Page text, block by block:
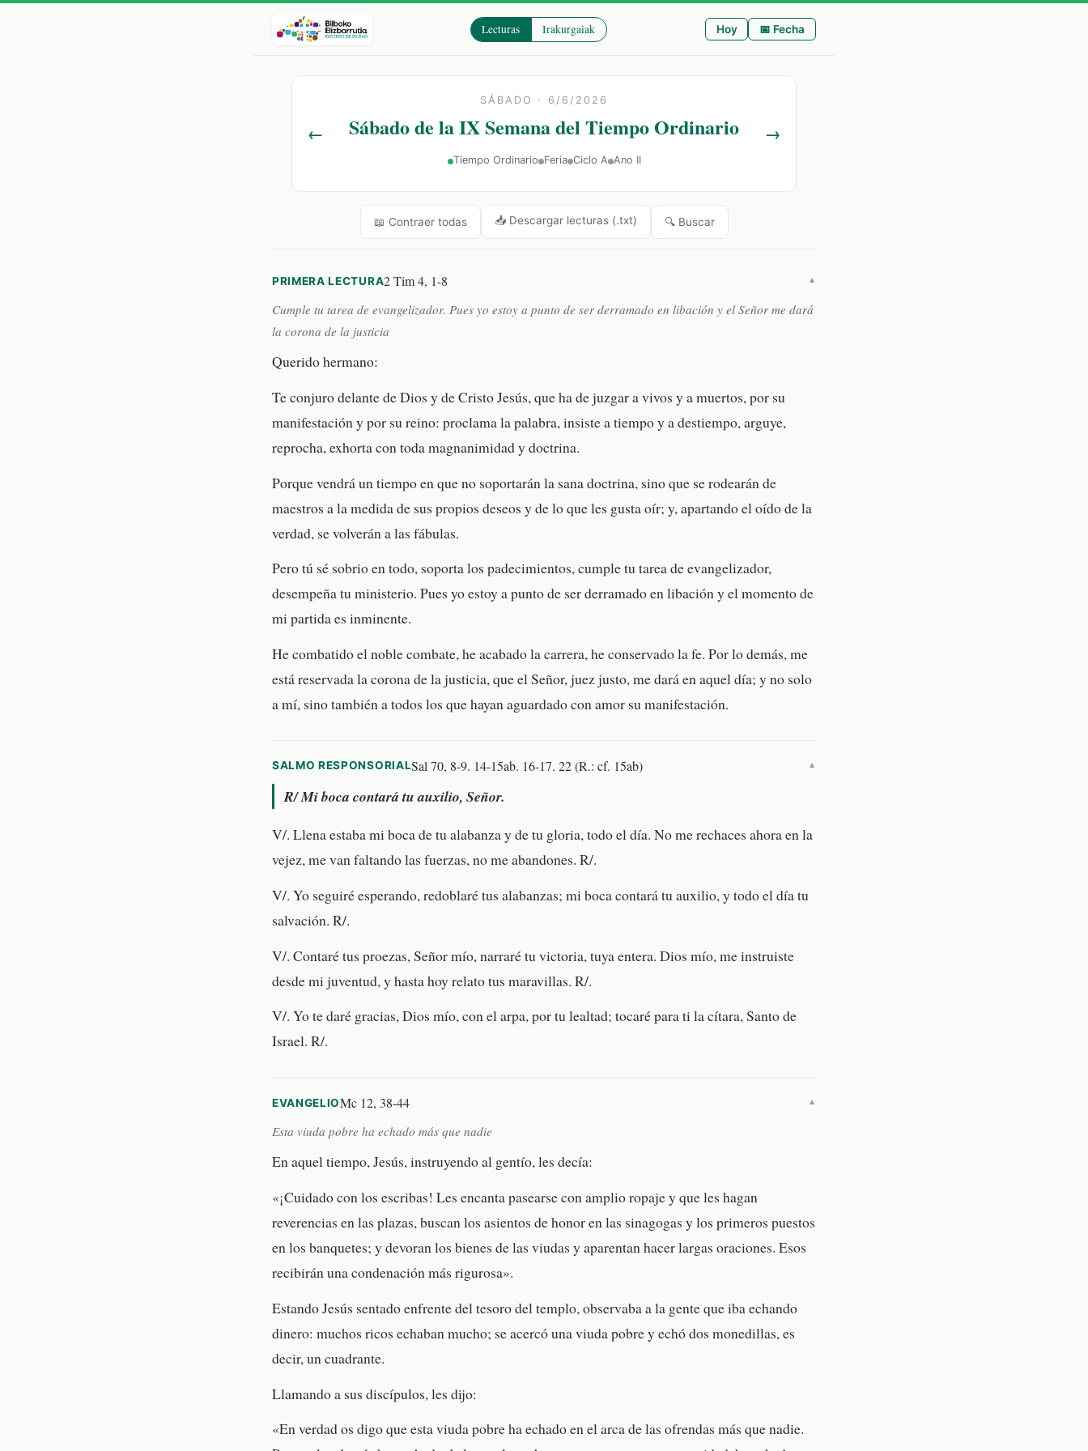
Lecturas Irakurgaiak Hoy 📅 Fecha
← →
SÁBADO · 6/6/2026
Sábado de la IX Semana del Tiempo Ordinario
Tiempo Ordinario Feria Ciclo A Ano II
📖 Contraer todas 📥 Descargar lecturas (.txt) 🔍 Buscar
PRIMERA LECTURA2 Tim 4, 1-8 ▼
Cumple tu tarea de evangelizador. Pues yo estoy a punto de ser derramado en libación y el Señor me dará
la corona de la justicia
Querido hermano:
Te conjuro delante de Dios y de Cristo Jesús, que ha de juzgar a vivos y a muertos, por su
manifestación y por su reino: proclama la palabra, insiste a tiempo y a destiempo, arguye,
reprocha, exhorta con toda magnanimidad y doctrina.
Porque vendrá un tiempo en que no soportarán la sana doctrina, sino que se rodearán de
maestros a la medida de sus propios deseos y de lo que les gusta oír; y, apartando el oído de la
verdad, se volverán a las fábulas.
Pero tú sé sobrio en todo, soporta los padecimientos, cumple tu tarea de evangelizador,
desempeña tu ministerio. Pues yo estoy a punto de ser derramado en libación y el momento de
mi partida es inminente.
He combatido el noble combate, he acabado la carrera, he conservado la fe. Por lo demás, me
está reservada la corona de la justicia, que el Señor, juez justo, me dará en aquel día; y no solo
a mí, sino también a todos los que hayan aguardado con amor su manifestación.
SALMO RESPONSORIALSal 70, 8-9. 14-15ab. 16-17. 22 (R.: cf. 15ab) ▼
R/Mi boca contará tu auxilio, Señor.
V/. Llena estaba mi boca de tu alabanza y de tu gloria, todo el día. No me rechaces ahora en la
vejez, me van faltando las fuerzas, no me abandones. R/.
V/. Yo seguiré esperando, redoblaré tus alabanzas; mi boca contará tu auxilio, y todo el día tu
salvación. R/.
V/. Contaré tus proezas, Señor mío, narraré tu victoria, tuya entera. Dios mío, me instruiste
desde mi juventud, y hasta hoy relato tus maravillas. R/.
V/. Yo te daré gracias, Dios mío, con el arpa, por tu lealtad; tocaré para ti la cítara, Santo de
Israel. R/.
EVANGELIOMc 12, 38-44 ▼
Esta viuda pobre ha echado más que nadie
En aquel tiempo, Jesús, instruyendo al gentío, les decía:
«¡Cuidado con los escribas! Les encanta pasearse con amplio ropaje y que les hagan
reverencias en las plazas, buscan los asientos de honor en las sinagogas y los primeros puestos
en los banquetes; y devoran los bienes de las viudas y aparentan hacer largas oraciones. Esos
recibirán una condenación más rigurosa».
Estando Jesús sentado enfrente del tesoro del templo, observaba a la gente que iba echando
dinero: muchos ricos echaban mucho; se acercó una viuda pobre y echó dos monedillas, es
decir, un cuadrante.
Llamando a sus discípulos, les dijo:
«En verdad os digo que esta viuda pobre ha echado en el arca de las ofrendas más que nadie.